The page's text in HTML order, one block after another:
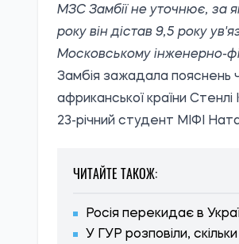
МЗС Замбії не уточнює, за
року він дістав 9,5 року
Московському інженерно-
Замбія зажадала пояснень
африканської країни
23-річний студент МІФІ
ЧИТАЙТЕ ТАКОЖ:
Росія перекидає в
У ГУР розповіли,